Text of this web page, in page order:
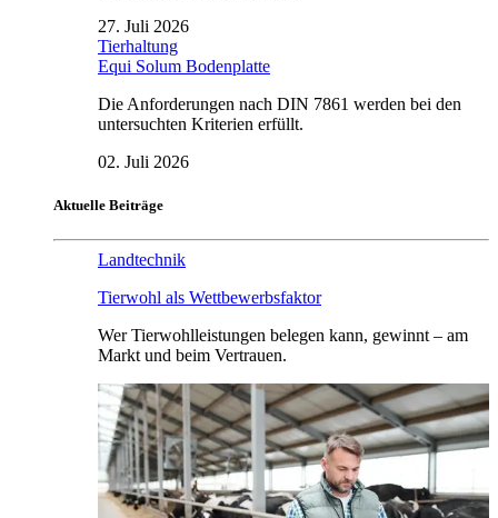
27. Juli 2026
Tierhaltung
Equi Solum Bodenplatte
Die Anforderungen nach DIN 7861 werden bei den
untersuchten Kriterien erfüllt.
02. Juli 2026
Aktuelle Beiträge
Landtechnik
Tierwohl als Wettbewerbsfaktor
Wer Tierwohlleistungen belegen kann, gewinnt – am
Markt und beim Vertrauen.